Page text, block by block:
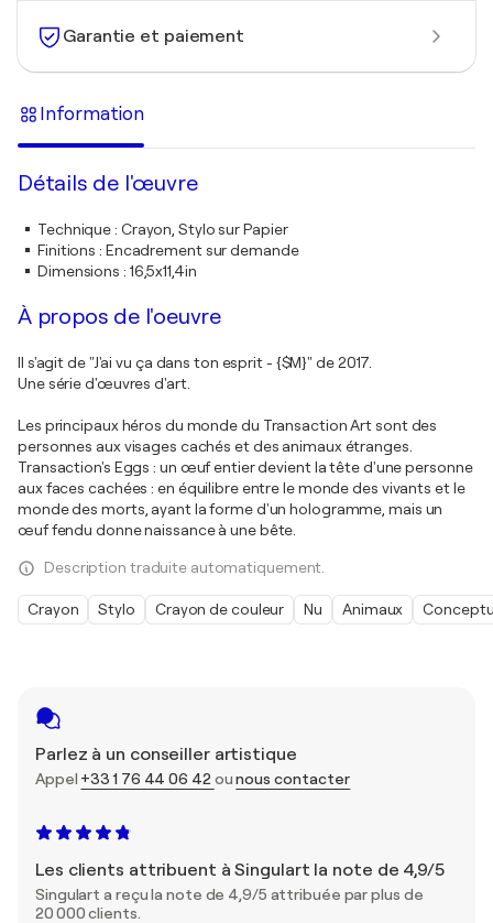
Garantie et paiement
Parlez à un conseiller artistique
Appel +33 1 76 44 06 42 ounous contacter
Les clients attribuent à Singulart la note de 4,9/5
Singulart a reçu la note de 4,9/5 attribuée par plus de
20 000 clients.
Information
Détails de l'œuvre
Technique: Crayon, Stylo sur Papier
Finitions : Encadrement sur demande
Dimensions : 16,5x11,4in
À propos de l'oeuvre
Il s'agit de "J'ai vu ça dans ton esprit - {$M}" de 2017.
Une série d'œuvres d'art.
Les principaux héros du monde du Transaction Art sont des
personnes aux visages cachés et des animaux étranges.
Transaction's Eggs : un œuf entier devient la tête d'une personne
aux faces cachées : en équilibre entre le monde des vivants et le
monde des morts, ayant la forme d'un hologramme, mais un
œuf fendu donne naissance à une bête.
Description traduite automatiquement.
Crayon Stylo Crayon de couleur Nu Animaux